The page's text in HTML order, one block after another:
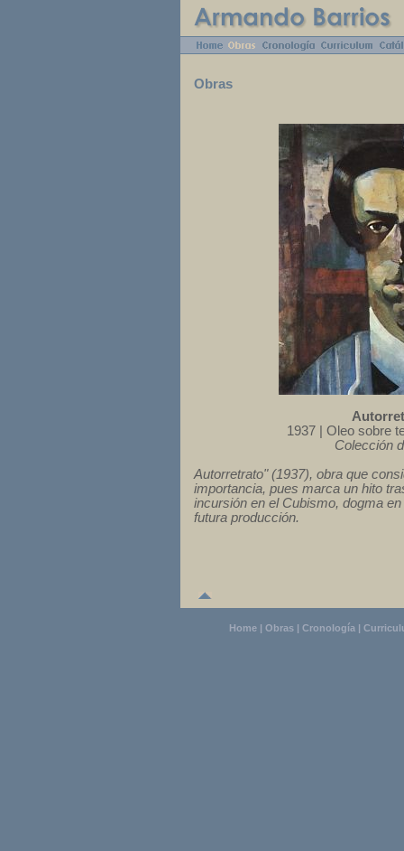
Obras
1937 | Oleo sobre
Colección
Autorretrato" (1937), obra que
importancia, pues marca un hito
incursión en el Cubismo, dogma
futura producción.
Home | Obras | Cronología |